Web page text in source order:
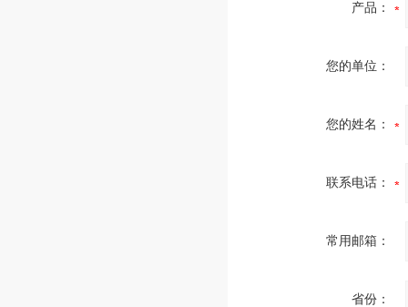
产品：
您的单位：
您的姓名：
联系电话：
常用邮箱：
省份：